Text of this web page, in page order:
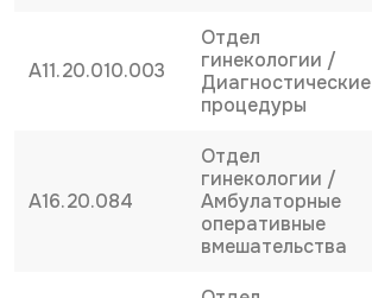
A11.20.010.003
Отдел
гинекологии /
Диагностические
процедуры
A16.20.084
Отдел
гинекологии /
Амбулаторные
оперативные
вмешательства